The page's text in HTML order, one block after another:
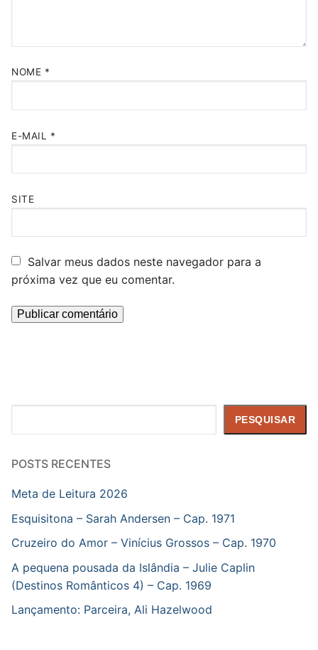
NOME *
E-MAIL *
SITE
Salvar meus dados neste navegador para a
próxima vez que eu comentar.
PESQUISAR
POSTS RECENTES
Meta de Leitura 2026
Esquisitona – Sarah Andersen – Cap. 1971
Cruzeiro do Amor – Vinícius Grossos – Cap. 1970
A pequena pousada da Islândia – Julie Caplin
(Destinos Românticos 4) – Cap. 1969
Lançamento: Parceira, Ali Hazelwood